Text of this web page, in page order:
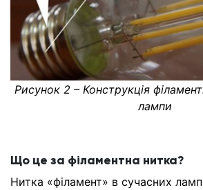
Рисунок 2 – Конструкція
лампи
Що це за філаментна нитка?
Нитка «філамент» в сучасних